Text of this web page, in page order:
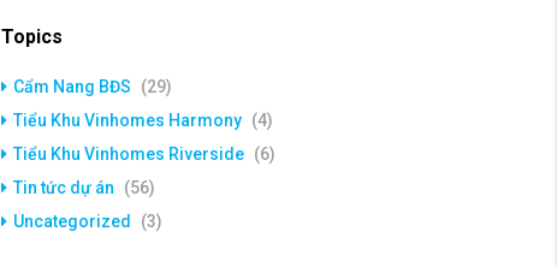
Topics
Cẩm Nang BĐS
(29)
Tiểu Khu Vinhomes Harmony (4)
Tiểu Khu Vinhomes Riverside (6)
Tin tức dự án
(56)
Uncategorized
(3)